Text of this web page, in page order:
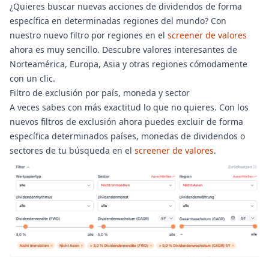
¿Quieres buscar nuevas acciones de dividendos de forma
específica en determinadas regiones del mundo? Con
nuestro nuevo filtro por regiones en el screener de valores
ahora es muy sencillo. Descubre valores interesantes de
Norteamérica, Europa, Asia y otras regiones cómodamente
con un clic.
Filtro de exclusión por país, moneda y sector
A veces sabes con más exactitud lo que no quieres. Con los
nuevos filtros de exclusión ahora puedes excluir de forma
específica determinados países, monedas de dividendos o
sectores de tu búsqueda en el screener de valores.